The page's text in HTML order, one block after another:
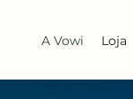
A Vowi Loja